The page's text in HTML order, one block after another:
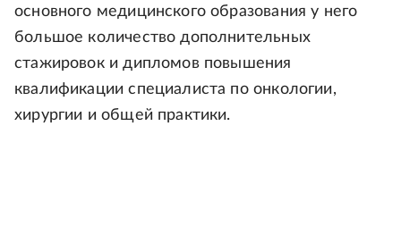
основного медицинского образования у него
большое количество дополнительных
стажировок и дипломов повышения
квалификации специалиста по онкологии,
хирургии и общей практики.